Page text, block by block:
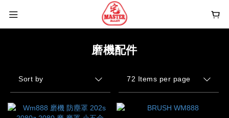
磨機配件
Sort by 72 Items per page